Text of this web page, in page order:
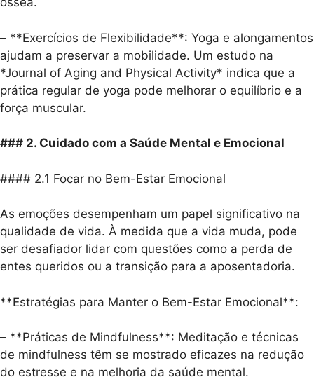
– **Exercícios de Flexibilidade**: Yoga e alongamentos
ajudam a preservar a mobilidade. Um estudo na
*Journal of Aging and Physical Activity* indica que a
prática regular de yoga pode melhorar o equilíbrio e a
força muscular.
### 2. Cuidado com a Saúde Mental e Emocional
#### 2.1 Focar no Bem-Estar Emocional
As emoções desempenham um papel significativo na
qualidade de vida. À medida que a vida muda, pode
ser desafiador lidar com questões como a perda de
entes queridos ou a transição para a aposentadoria.
**Estratégias para Manter o Bem-Estar Emocional**:
– **Práticas de Mindfulness**: Meditação e técnicas
de mindfulness têm se mostrado eficazes na redução
do estresse e na melhoria da saúde mental.